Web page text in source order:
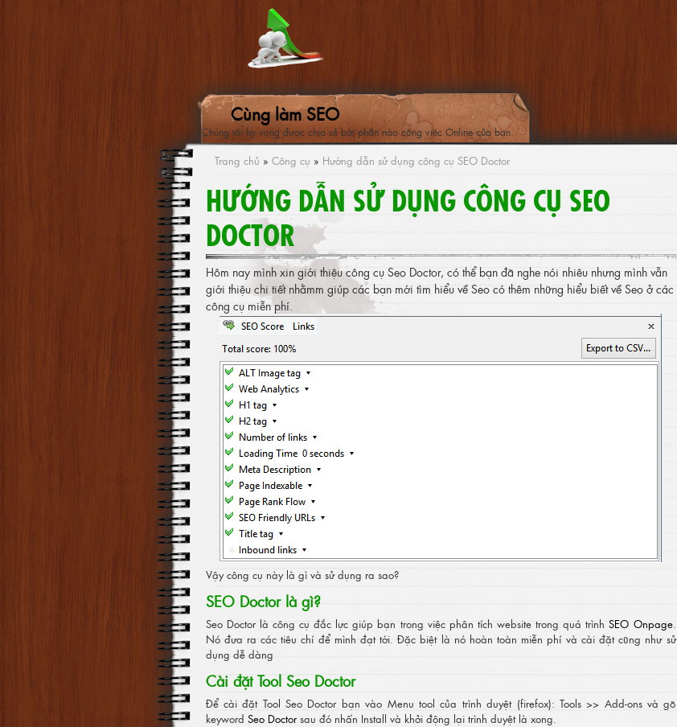
Cùng làm SEO
Chúng tôi hy vọng được chia sẻ bớt phần nào công việc Online của bạn.
Trang chủ » Công cụ » Hướng dẫn sử dụng công cụ SEO Doctor
HƯỚNG DẪN SỬ DỤNG CÔNG CỤ SEO
DOCTOR
Hôm nay mình xin giới thiệu công cụ Seo Doctor, có thể bạn đã nghe nói nhiêu nhưng mình vẫn
giới thiệu chi tiết nhằmm giúp các bạn mới tìm hiểu về Seo có thêm những hiểu biết về Seo ở các
công cụ miễn phí.
Vậy công cụ này là gì và sử dụng ra sao?
SEO Doctor là gì?
Seo Doctor là công cụ đắc lực giúp bạn trong việc phân tích website trong quá trìnhSEO Onpage.
Nó đưa ra các tiêu chí để mình đạt tới. Đặc biệt là nó hoàn toàn miễn phí và cài đặt cũng như sử
dụng dễ dàng
Cài đặt Tool Seo Doctor
Để cài đặt Tool Seo Doctor bạn vào Menu tool của trình duyệt (firefox): Tools >> Add-ons và gõ
keyword Seo Doctorsau đó nhấn Install và khởi động lại trình duyệt là xong.